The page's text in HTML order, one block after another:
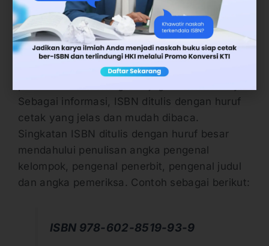
Dilansir dari laman Perpusnas Indonesia,
Sebagai informasi, ISBN ditulis dengan huruf
cetak yang jelas dan mudah dibaca.
Singkatan ISBN ditulis dengan huruf besar
mendahului penulisan angka pengenal
kelompok, pengenal penerbit, pengenal judul
dan angka pemeriksa. Contoh sebagai berikut:
ISBN 978-602-8519-93-9